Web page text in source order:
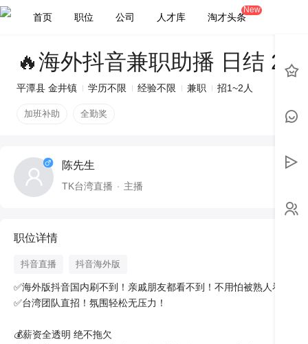
首页 职位 公司 人才库 淘才头条
New
🔥海外抖音兼职助播 日结 280-320 元 周结抽成
平潭县 金井镇 学历不限 经验不限 兼职 招1~2人
加班补助 全勤奖
陈先生
TK台湾直播 主播
职位详情
抖音直播 抖音海外版
✅海外版抖音国内刷不到！亲戚朋友都看不到！不用怕被熟人看到尴
✅台湾团队直招！氛围轻松无压力！
💰薪资全透明 绝不拖欠